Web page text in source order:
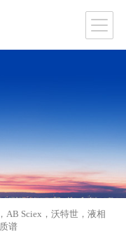
， AB Sciex ， 沃特世， 液相
质谱